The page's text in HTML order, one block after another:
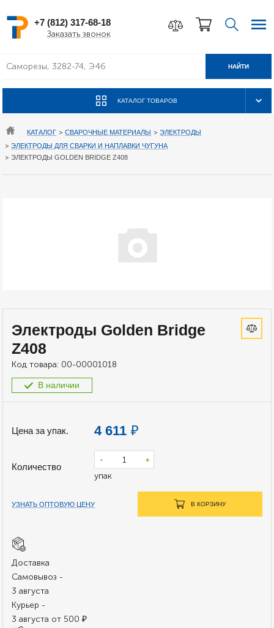
+7 (812) 317-68-18
Заказать звонок
КАТАЛОГ ТОВАРОВ
НАЙТИ
КАТАЛОГ >СВАРОЧНЫЕ МАТЕРИАЛЫ >ЭЛЕКТРОДЫ
>ЭЛЕКТРОДЫ ДЛЯ СВАРКИ И НАПЛАВКИ ЧУГУНА
>ЭЛЕКТРОДЫ GOLDEN BRIDGE Z408
Электроды Golden Bridge
Z408
Код товара: 00-00001018
В наличии
Цена за упак. 4 611 ₽
Количество
- +
упак
УЗНАТЬ ОПТОВУЮ ЦЕНУ В КОРЗИНУ
Доставка
Самовывоз -
3 августа
Курьер -
3 августа от 500 ₽